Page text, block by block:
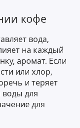
кофе
вода,
на каждый
аромат. Если
или хлор,
и теряет
воды для
для